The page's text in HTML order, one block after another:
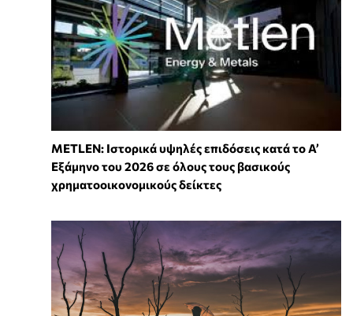
METLEN: Ιστορικά υψηλές επιδόσεις κατά το Α’
Εξάμηνο του 2026 σε όλους τους βασικούς
χρηματοοικονομικούς δείκτες